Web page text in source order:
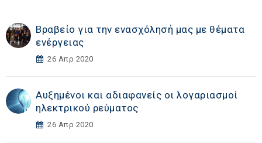
Βραβείο για την ενασχόλησή μας με θέματα
ενέργειας
26 Απρ 2020
Αυξημένοι και αδιαφανείς οι λογαριασμοί
ηλεκτρικού ρεύματος
26 Απρ 2020